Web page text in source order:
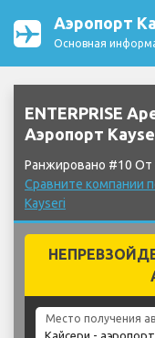
Аэропорт
Основная
ENTERPRISE
Аэропорт
Ранжировано #10 От
Сравните компании
Kayseri
Место получения